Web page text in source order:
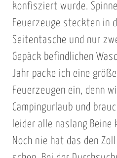
konfisziert wurde.
Feuerzeuge steckten in
Seitentasche und nur
Gepäck befindlichen
Jahr packe ich eine
Feuerzeugen ein, denn
Campingurlaub und
leider alle naslang
Noch nie hat das den